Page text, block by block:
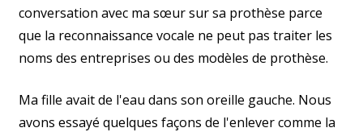
conversation avec ma sœur sur sa prothèse parce
que la reconnaissance vocale ne peut pas traiter les
noms des entreprises ou des modèles de prothèse.
Ma fille avait de l'eau dans son oreille gauche. Nous
avons essayé quelques façons de l'enlever comme la